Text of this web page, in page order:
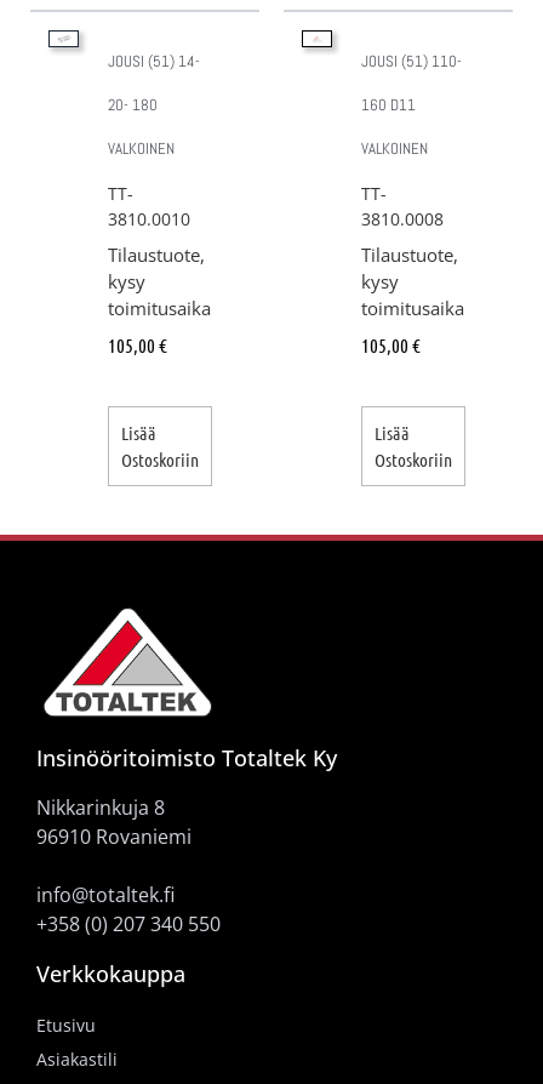
JOUSI (51) 14-
20- 180
VALKOINEN
TT-
3810.0010
Tilaustuote,
kysy
toimitusaika
105,00 €
Lisää
Ostoskoriin
JOUSI (51) 110-
160 D11
VALKOINEN
TT-
3810.0008
Tilaustuote,
kysy
toimitusaika
105,00 €
Lisää
Ostoskoriin
Insinööritoimisto Totaltek Ky
Nikkarinkuja 8
96910 Rovaniemi
info@totaltek.fi
+358 (0) 207 340 550
Verkkokauppa
Etusivu
Asiakastili